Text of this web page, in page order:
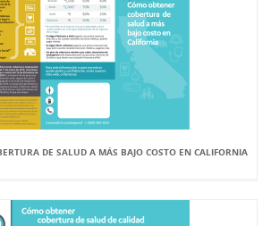
DE SALUD A MÁS BAJO COSTO EN CALIFORNIA